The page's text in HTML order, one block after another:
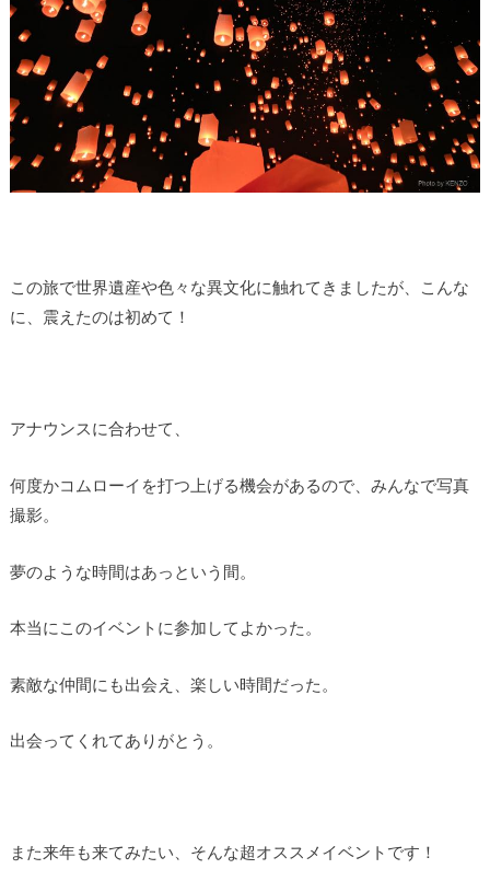
この旅で世界遺産や色々な異文化に触れてきましたが、
こんな
に、震えたのは初めて！
アナウンスに合わせて、
何度かコムローイを打つ上げる機会があるので、 みんなで写真
撮影。
夢のような時間はあっという間。
本当にこのイベントに参加してよかった。
素敵な仲間にも出会え、楽しい時間だった。
出会ってくれてありがとう。
また来年も来てみたい、そんな超オススメイベントです！